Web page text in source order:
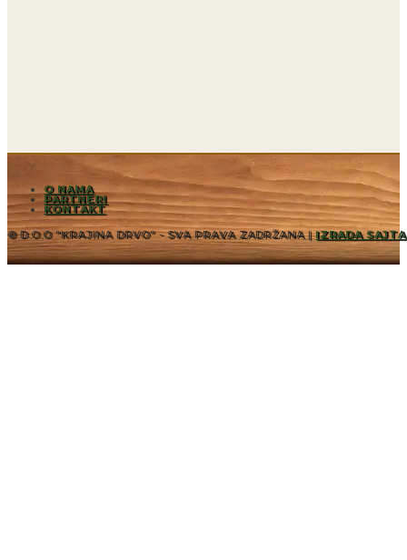
O NAMA
PARTNERI
KONTAKT
© D.O.O "KRAJINA DRVO" - SVA PRAVA ZADRŽANA |IZRADA